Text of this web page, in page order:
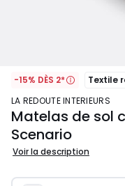
-15% DÈS 2*
Textile
LA REDOUTE INTERIEURS
Matelas de sol
Scenario
Voir la description